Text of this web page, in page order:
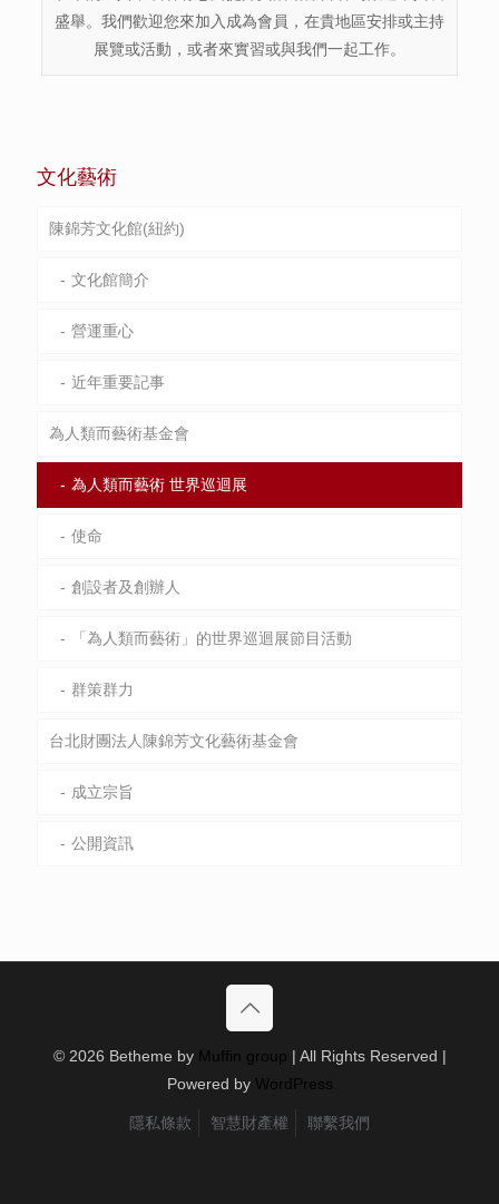
盛舉。我們歡迎您來加入成為會員，在貴地區安排或主持
展覽或活動，或者來實習或與我們一起工作。
文化藝術
陳錦芳文化館(紐約)
文化館簡介
營運重心
近年重要記事
為人類而藝術基金會
為人類而藝術 世界巡迴展
使命
創設者及創辦人
「為人類而藝術」的世界巡迴展節目活動
群策群力
台北財團法人陳錦芳文化藝術基金會
成立宗旨
公開資訊
© 2026 Betheme by Muffin group | All Rights Reserved |
Powered by WordPress
隱私條款 智慧財產權 聯繫我們